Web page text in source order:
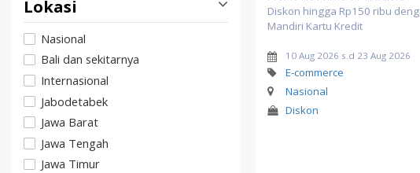
Lokasi
Nasional
Bali dan sekitarnya
Internasional
Jabodetabek
Jawa Barat
Jawa Tengah
Jawa Timur
Diskon hingga Rp150 ribu
Mandiri Kartu Kredit
10 Aug 2026 s.d 23 Aug 2026
E-commerce
Nasional
Diskon